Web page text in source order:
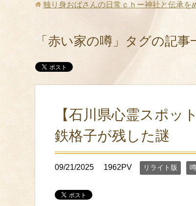
独り身おばさんの日常ｃｈー神社と伝承を
「赤い家の噂」タグの記事
【石川県心霊スポッ
鉄格子が残した謎
09/21/2025 1962PV リライト版